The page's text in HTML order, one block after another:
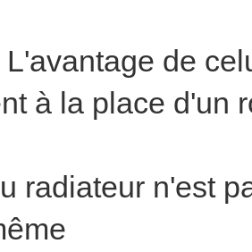
de
à la place d'un
radiateur n'est